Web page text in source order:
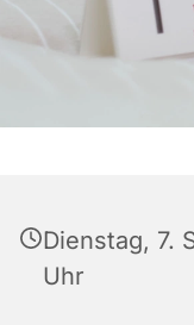
Dienstag, 7.
Uhr